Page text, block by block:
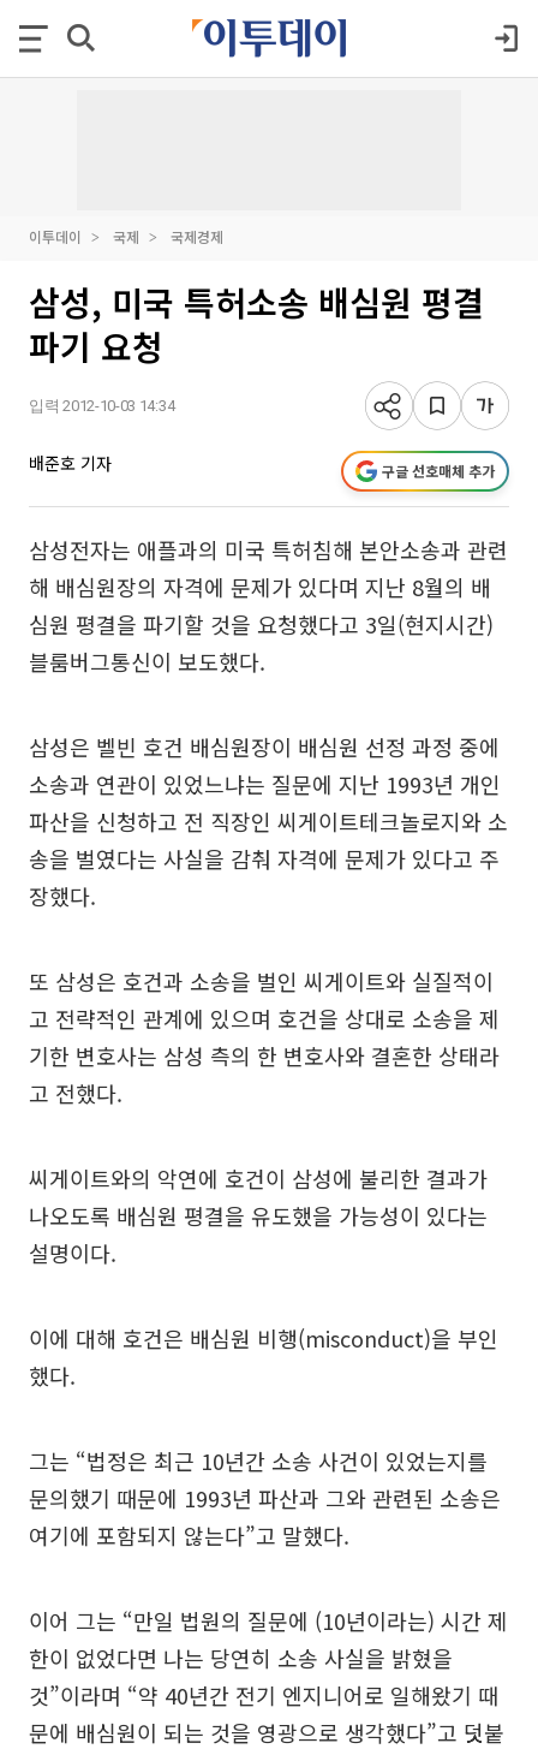
이투데이 국제 국제경제
삼성, 미국 특허소송 배심원 평결
파기 요청
입력 2012-10-03 14:34
배준호 기자 구글 선호매체 추가
삼성전자는 애플과의 미국 특허침해 본안소송과 관련
해 배심원장의 자격에 문제가 있다며 지난 8월의 배
심원 평결을 파기할 것을 요청했다고 3일(현지시간)
블룸버그통신이 보도했다.
삼성은 벨빈 호건 배심원장이 배심원 선정 과정 중에
소송과 연관이 있었느냐는 질문에 지난 1993년 개인
파산을 신청하고 전 직장인 씨게이트테크놀로지와 소
송을 벌였다는 사실을 감춰 자격에 문제가 있다고 주
장했다.
또 삼성은 호건과 소송을 벌인 씨게이트와 실질적이
고 전략적인 관계에 있으며 호건을 상대로 소송을 제
기한 변호사는 삼성 측의 한 변호사와 결혼한 상태라
고 전했다.
씨게이트와의 악연에 호건이 삼성에 불리한 결과가
나오도록 배심원 평결을 유도했을 가능성이 있다는
설명이다.
이에 대해 호건은 배심원 비행(misconduct)을 부인
했다.
그는 “법정은 최근 10년간 소송 사건이 있었는지를
문의했기 때문에 1993년 파산과 그와 관련된 소송은
여기에 포함되지 않는다”고 말했다.
이어 그는 “만일 법원의 질문에 (10년이라는) 시간 제
한이 없었다면 나는 당연히 소송 사실을 밝혔을
것”이라며 “약 40년간 전기 엔지니어로 일해왔기 때
문에 배심원이 되는 것을 영광으로 생각했다”고 덧붙